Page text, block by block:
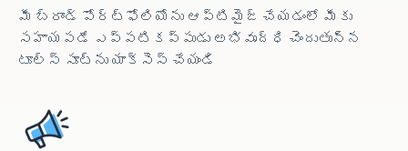
మీ బ్రాండ్ పోర్ట్‌ఫోలియోను ఆప్టిమైజ్ చేయడంలో మీకు
సహాయపడే ఎప్పటికప్పుడు అభివృద్ధి చెందుతున్న
టూల్స్ సూట్‌ను యాక్సెస్ చేయండి